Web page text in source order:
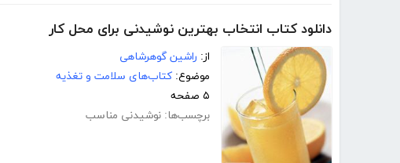
دانلود کتاب انتخاب بهترین نوشیدنی برای محل کار
از: راشین گوهرشاهی
موضوع: کتاب‌های سلامت و تغذیه
۵ صفحه
برچسب‌ها: نوشیدنی مناسب